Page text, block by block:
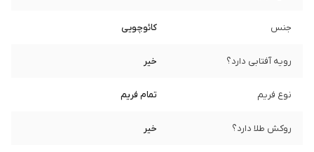
جنس کائوچویی
رویه آفتابی دارد؟ خیر
نوع فریم تمام فریم
روکش طلا دارد؟ خیر